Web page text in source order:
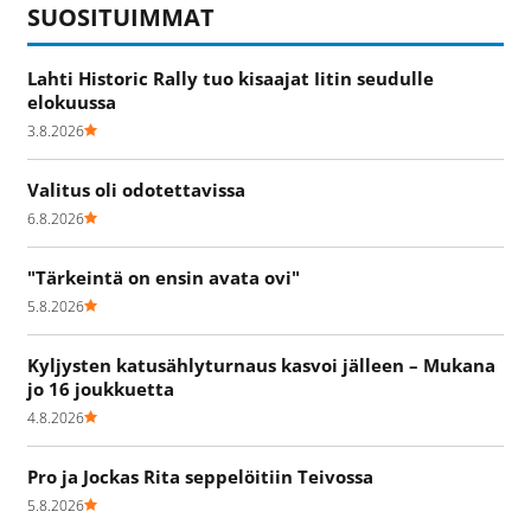
SUOSITUIMMAT
Lahti Historic Rally tuo kisaajat Iitin seudulle
elokuussa
3.8.2026
Valitus oli odotettavissa
6.8.2026
"Tärkeintä on ensin avata ovi"
5.8.2026
Kyljysten katusählyturnaus kasvoi jälleen – Mukana
jo 16 joukkuetta
4.8.2026
Pro ja Jockas Rita seppelöitiin Teivossa
5.8.2026